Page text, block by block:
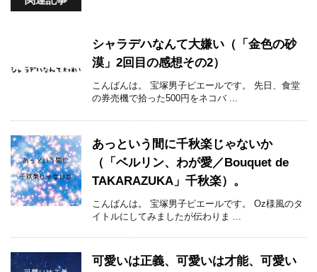
シャラデハなんて大嫌い（「金色の砂
漠」2回目の感想その2）
こんばんは。 宝塚男子ピエールです。 先日、食堂
の券売機で拾った500円をネコバ ...
あっという間に千秋楽じゃないか
（「ベルリン、わが愛／Bouquet de
TAKARAZUKA」千秋楽）。
こんばんは。 宝塚男子ピエールです。 Oz様風のタ
イトルにしてみましたが伝わりま ...
可愛いは正義、可愛いは才能、可愛い